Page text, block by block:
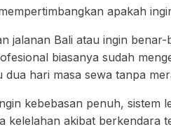
apakah
jalanan Bali atau ingin
biasanya sudah
hari masa sewa tanpa
kebebasan penuh,
kelelahan akibat berkendara